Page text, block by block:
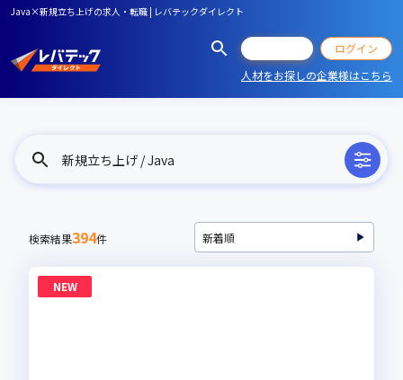
Java×新規立ち上げの求人・転職 | レバテックダイレクト
ログイン
人材をお探しの企業様はこちら
新規立ち上げ / Java
検索結果394件
NEW